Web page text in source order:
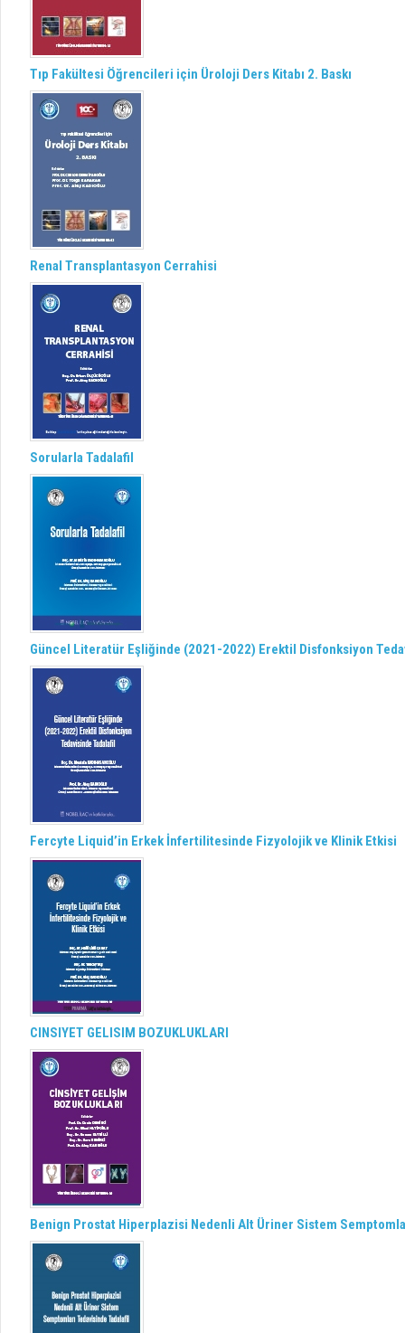
Tıp Fakültesi Öğrencileri için Üroloji Ders Kitabı 2. Baskı
Renal Transplantasyon Cerrahisi
Sorularla Tadalafil
Güncel Literatür Eşliğinde (2021-2022) Erektil Disfonksiyon
Fercyte Liquid’in Erkek İnfertilitesinde Fizyolojik ve Klinik Etkisi
CINSIYET GELISIM BOZUKLUKLARI
Benign Prostat Hiperplazisi Nedenli Alt Üriner Sistem